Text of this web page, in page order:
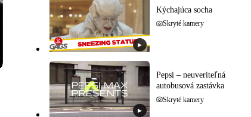
▶
Kýchajúca socha
Skryté kamery
▶
Pepsi – neuveriteľná
autobusová zastávka
Skryté kamery